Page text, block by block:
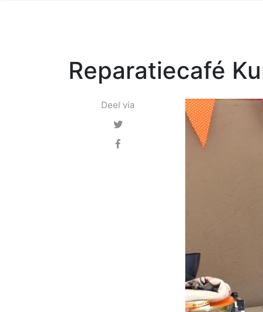
Reparatiecafé
Deel via